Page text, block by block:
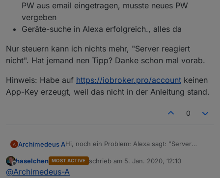
PW aus email eingetragen, musste neues PW
vergeben
Geräte-suche in Alexa erfolgreich., alles da
Nur steuern kann ich nichts mehr, "Server reagiert
nicht". Hat jemand nen Tipp? Danke schon mal vorab.
Hinweis: Habe auf https://iobroker.pro/account keinen
App-Key erzeugt, weil das nicht in der Anleitung stand.
0
Archimedeus AHi, noch ein Problem: Alexa sagt: "Server
Was bisher geschah:
IoT Assistants installiert (1.1.8)
Nur steuern kann ich nichts mehr, "Server
Offline
haselchen MOST ACTIVE schrieb am 5. Jan. 2020, 12:10
zuletzt editiert von
@Archimedeus-A